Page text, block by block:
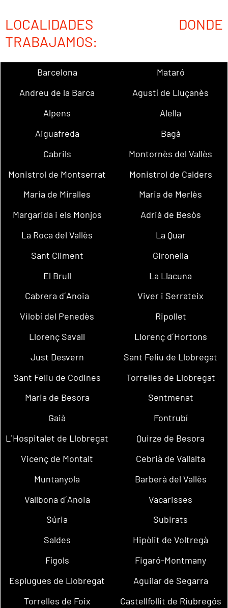
LOCALIDADES DONDE
TRABAJAMOS:
Barcelona
Mataró
Andreu de la Barca
Agustí de Lluçanès
Alpens
Alella
Aiguafreda
Bagà
Cabrils
Montornès del Vallès
Monistrol de Montserrat
Monistrol de Calders
Maria de Miralles
Maria de Merlès
Margarida i els Monjos
Adrià de Besòs
La Roca del Vallès
La Quar
Sant Climent
Gironella
El Brull
La Llacuna
Cabrera d´Anoia
Viver i Serrateix
Vilobí del Penedès
Ripollet
Llorenç Savall
Llorenç d´Hortons
Just Desvern
Sant Feliu de Llobregat
Sant Feliu de Codines
Torrelles de Llobregat
Maria de Besora
Sentmenat
Gaià
Fontrubí
L´Hospitalet de Llobregat
Quirze de Besora
Vicenç de Montalt
Cebrià de Vallalta
Muntanyola
Barberà del Vallès
Vallbona d´Anoia
Vacarisses
Súria
Subirats
Saldes
Hipòlit de Voltregà
Fígols
Figaró-Montmany
Esplugues de Llobregat
Aguilar de Segarra
Torrelles de Foix
Castellfollit de Riubregós